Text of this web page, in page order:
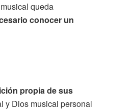
queda
conocer un
propia de sus
y Dios musical personal